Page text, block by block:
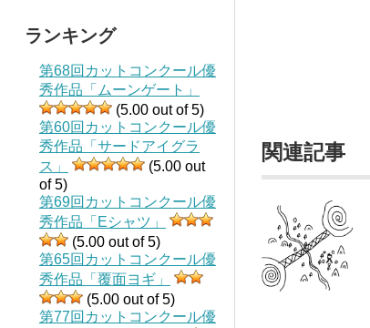
ランキング
第68回カットコンクール優
秀作品「ムーンゲート」
(5.00 out of 5)
第60回カットコンクール優
秀作品「サードアイグラ
ス」
(5.00 out
of 5)
第69回カットコンクール優
秀作品「Eシャツ」
(5.00 out of 5)
第65回カットコンクール優
秀作品「覆面ヨギ」
(5.00 out of 5)
第77回カットコンクール優
関連記事